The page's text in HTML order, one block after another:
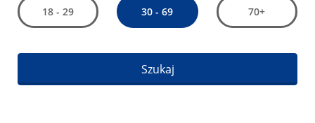
18 - 29 30 - 69 70+
Szukaj